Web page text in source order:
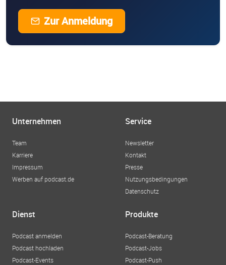
Zur Anmeldung
Unternehmen
Team
Karriere
Impressum
Werben auf podcast.de
Service
Newsletter
Kontakt
Presse
Nutzungsbedingungen
Datenschutz
Dienst
Podcast anmelden
Podcast hochladen
Podcast-Events
Produkte
Podcast-Beratung
Podcast-Jobs
Podcast-Push